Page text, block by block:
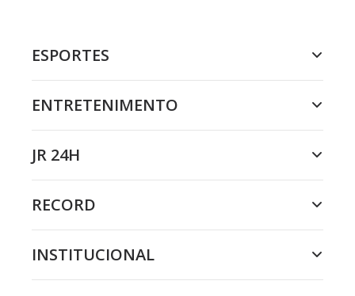
ESPORTES
ENTRETENIMENTO
JR 24H
RECORD
INSTITUCIONAL